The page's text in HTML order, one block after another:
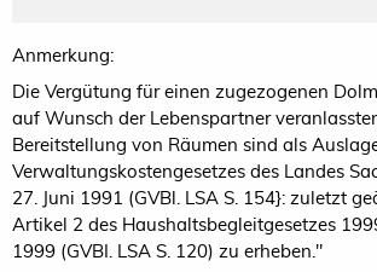
Anmerkung:
Die Vergütung für einen zugezogenen
auf Wunsch der Lebenspartner
Bereitstellung von Räumen sind als
Verwaltungskostengesetzes des Landes
27. Juni 1991 (GVBl. LSA S. 154}: zuletzt
Artikel 2 des Haushaltsbegleitgesetzes
1999 (GVBI. LSA S. 120) zu erheben."